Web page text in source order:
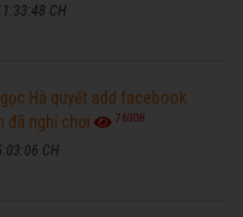
CH
Hà quyết add facebook
đã nghỉ chơi
76308
CH